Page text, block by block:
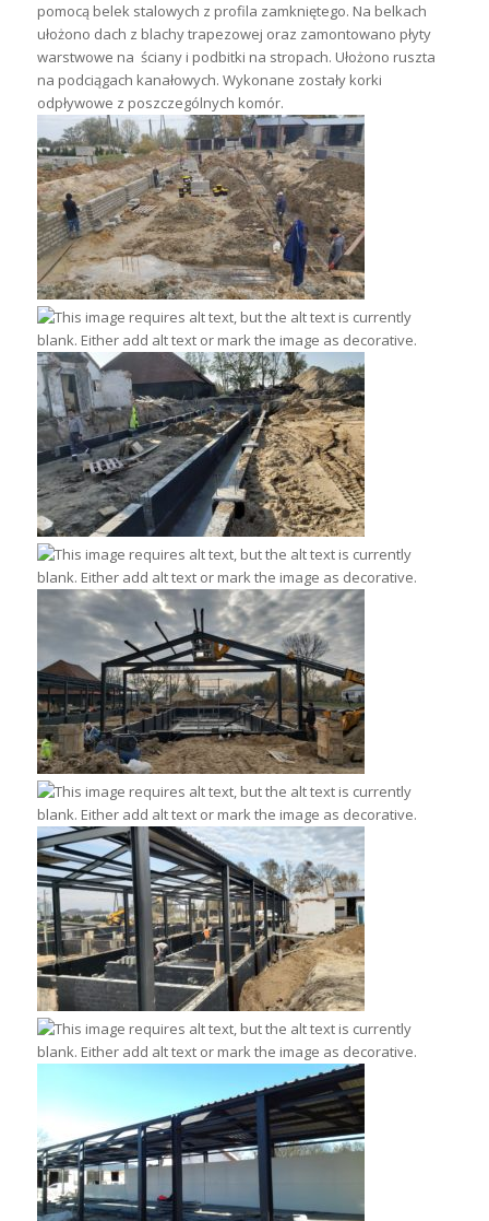
pomocą belek stalowych z profila zamkniętego. Na belkach
ułożono dach z blachy trapezowej oraz zamontowano płyty
warstwowe na ściany i podbitki na stropach. Ułożono ruszta
na podciągach kanałowych. Wykonane zostały korki
odpływowe z poszczególnych komór.